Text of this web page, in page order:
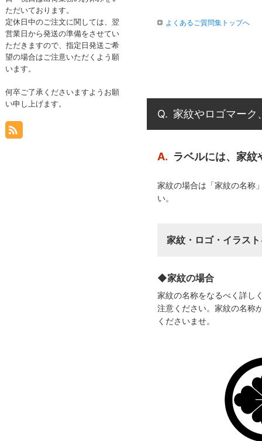
よくあるご質問集トップへ
Q. 家紋やロゴマーク
A. ラベルには、家
家紋の場合は「家紋の名称
い。
家紋・ロゴ・イラス
◆家紋の場合
家紋の名称をなるべく詳し
注意ください。家紋の名称
くださいませ。
ただいております。
定休日中のご注文に関しては、翌
営業日から発送の準備をさせてい
ただきますので、指定日発送ご希
望の場合はご注意いただくよう願
います。
何卒ご了承くださいますようお願
い申し上げます。